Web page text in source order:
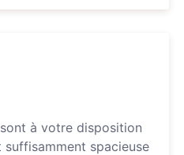
à votre disposition
spacieuse